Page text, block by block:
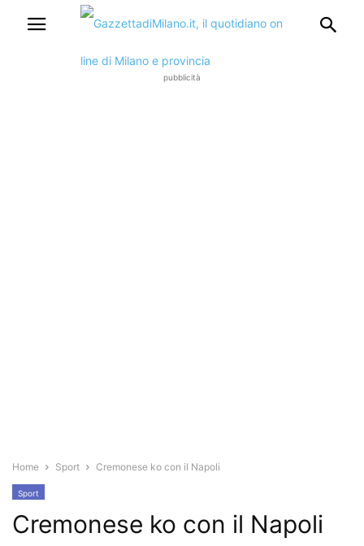
pubblicità
Home Sport Cremonese ko con il Napoli
Sport
Cremonese ko con il Napoli